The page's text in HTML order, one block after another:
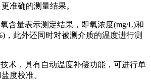
准确的测量结果。
含量表示测定结果，即氧浓度(mg/L)和
，此外还同时对被测介质的温度进行测
术，具有自动温度补偿功能，可进行单
度校准。